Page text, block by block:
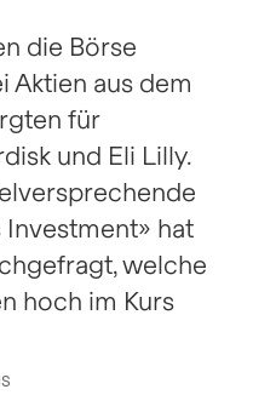
die Börse
Aktien aus dem
für
und Eli Lilly.
Investment» hat
welche
hoch im Kurs